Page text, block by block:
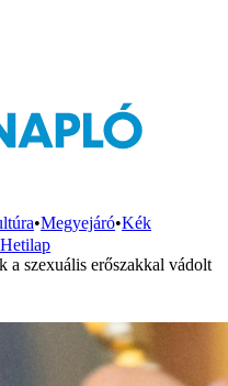
•Megyejáró•Kék
a szexuális erőszakkal vádolt